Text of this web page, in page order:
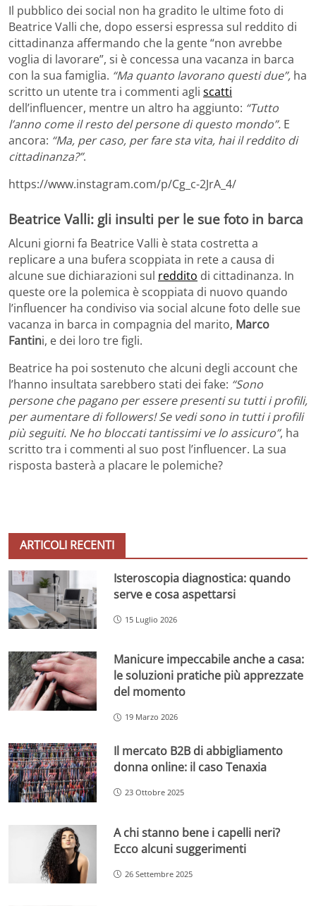
Il pubblico dei social non ha gradito le ultime foto di
Beatrice Valli che, dopo essersi espressa sul reddito di
cittadinanza affermando che la gente “non avrebbe
voglia di lavorare”, si è concessa una vacanza in barca
con la sua famiglia. “Ma quanto lavorano questi due”, ha
scritto un utente tra i commenti agli scatti
dell’influencer, mentre un altro ha aggiunto: “Tutto
l’anno come il resto del persone di questo mondo”. E
ancora: “Ma, per caso, per fare sta vita, hai il reddito di
cittadinanza?”.
https://www.instagram.com/p/Cg_c-2JrA_4/
Beatrice Valli: gli insulti per le sue foto in barca
Alcuni giorni fa Beatrice Valli è stata costretta a
replicare a una bufera scoppiata in rete a causa di
alcune sue dichiarazioni sul reddito di cittadinanza. In
queste ore la polemica è scoppiata di nuovo quando
l’influencer ha condiviso via social alcune foto delle sue
vacanza in barca in compagnia del marito, Marco
Fantini, e dei loro tre figli.
Beatrice ha poi sostenuto che alcuni degli account che
l’hanno insultata sarebbero stati dei fake: “Sono
persone che pagano per essere presenti su tutti i profili,
per aumentare di followers! Se vedi sono in tutti i profili
più seguiti. Ne ho bloccati tantissimi ve lo assicuro”, ha
scritto tra i commenti al suo post l’influencer. La sua
risposta basterà a placare le polemiche?
ARTICOLI RECENTI
Isteroscopia diagnostica: quando
serve e cosa aspettarsi
15 Luglio 2026
Manicure impeccabile anche a casa:
le soluzioni pratiche più apprezzate
del momento
19 Marzo 2026
Il mercato B2B di abbigliamento
donna online: il caso Tenaxia
23 Ottobre 2025
A chi stanno bene i capelli neri?
Ecco alcuni suggerimenti
26 Settembre 2025